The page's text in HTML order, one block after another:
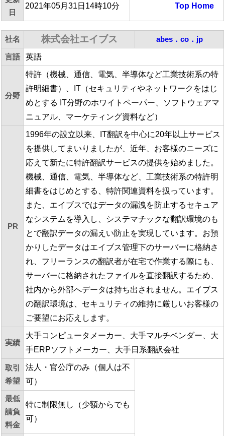
日
2021年05月31日14時10分 Top Home
社名 株式会社エイブス abes．co．jp
言語 英語
分野
特許（機械、通信、電気、半導体など工業技術系の特
許明細書）、IT（セキュリティやネットワークをはじ
めとする IT分野のホワイトペーパー、ソフトウェアマ
ニュアル、マーケティング資料など）
PR
1996年の設立以来、IT翻訳を中心に20年以上サービス
を提供してまいりましたが、近年、お客様のニーズに
応えて新たに特許翻訳サービスの提供を始めました。
機械、通信、電気、半導体など、工業技術系の特許明
細書をはじめとする、特許関連資料を扱っています。
また、エイブスではデータの漏洩を防止するセキュア
なシステムを導入し、システマチックな翻訳環境のも
とで翻訳データの漏えい防止を実現しています。お預
かりしたデータはエイブス管理下のサーバーに格納さ
れ、フリーランスの翻訳者が在宅で作業する際にも、
サーバーに格納されたファイルを直接翻訳するため、
社内から外部へデータは持ち出されません。エイブス
の翻訳環境は、セキュリティの維持に厳しいお客様の
ご要望にお応えします。
実績
大手コンピュータメーカー、大手マルチベンダー、大
手ERPソフトメーカー、大手日系翻訳会社
取引
希望
法人・官公庁のみ（個人は不
可）
最低
請負
料金
特に制限無し（少額からでも
可）